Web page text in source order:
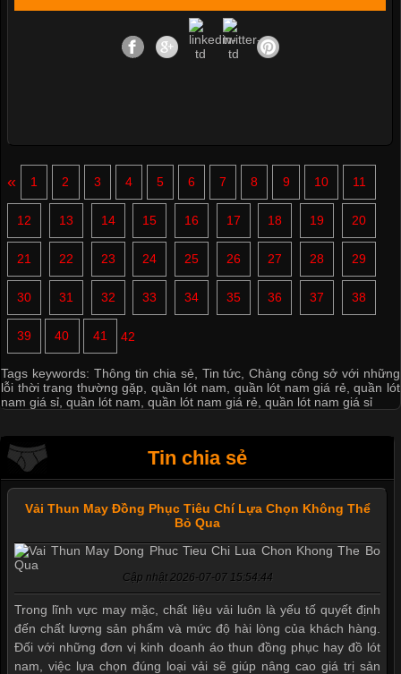
« 1 2 3 4 5 6 7 8 9 10 11
12 13 14 15 16 17 18 19 20
21 22 23 24 25 26 27 28 29
30 31 32 33 34 35 36 37 38
39 40 41 42
Tags keywords: Thông tin chia sẻ Tin tức ,Chàng công sở với những
lỗi thời trang thường gặp quần lót nam quần lót nam giá rẻ ,quần lót
nam giá sỉ quần lót nam quần lót nam giá rẻ quần lót nam giá sỉ
Tin chia sẻ
Vải Thun May Đồng Phục Tiêu Chí Lựa Chọn Không Thể
Bỏ Qua
Cập nhật 2026-07-07 15:54:44
Trong lĩnh vực may mặc, chất liệu vải luôn là yếu tố quyết định
đến chất lượng sản phẩm và mức độ hài lòng của khách hàng.
Đối với những đơn vị kinh doanh áo thun đồng phục hay đồ lót
nam, việc lựa chọn đúng loại vải sẽ giúp nâng cao giá trị sản
Mẫu quần short quần lót nam nữ hè thu 2017